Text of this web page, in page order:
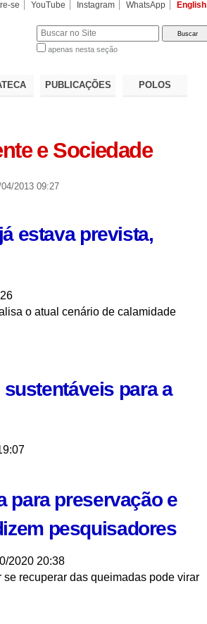
se YouTube Instagram WhatsApp English
apenas nesta seção
PUBLICAÇÕES POLOS
e Sociedade
2013 09:27
estava prevista,
o atual cenário de calamidade
para a
para preservação e
pesquisadores
2020 20:38
recuperar das queimadas pode virar